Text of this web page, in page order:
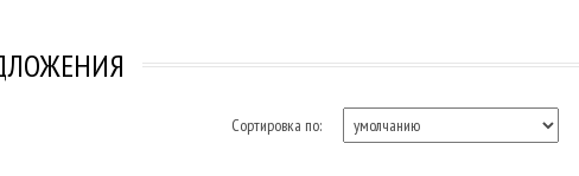
Сортировка по: